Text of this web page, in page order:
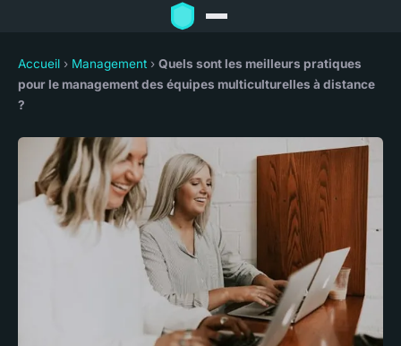
Accueil › Management › Quels sont les meilleurs pratiques
pour le management des équipes multiculturelles à distance
?